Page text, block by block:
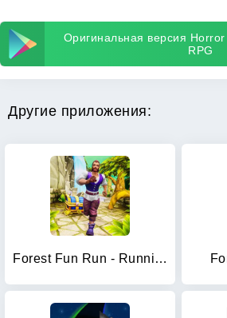
Оригинальная версия
RPG
Другие приложения:
Forest Fun Run - Running Game